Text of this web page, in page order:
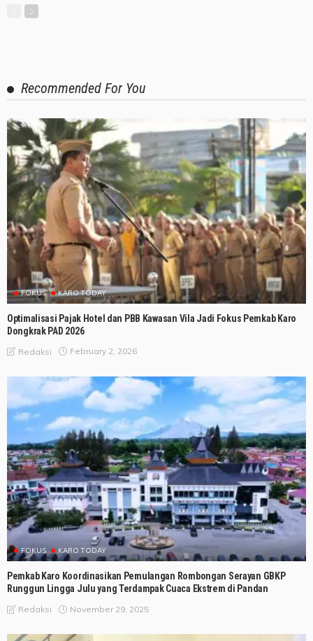
Recommended For You
FOKUS KARO TODAY
Optimalisasi Pajak Hotel dan PBB Kawasan Vila Jadi Fokus Pemkab Karo
Dongkrak PAD 2026
Redaksi February 2, 2026
FOKUS KARO TODAY
Pemkab Karo Koordinasikan Pemulangan Rombongan Serayan GBKP
Runggun Lingga Julu yang Terdampak Cuaca Ekstrem di Pandan
Redaksi November 29, 2025